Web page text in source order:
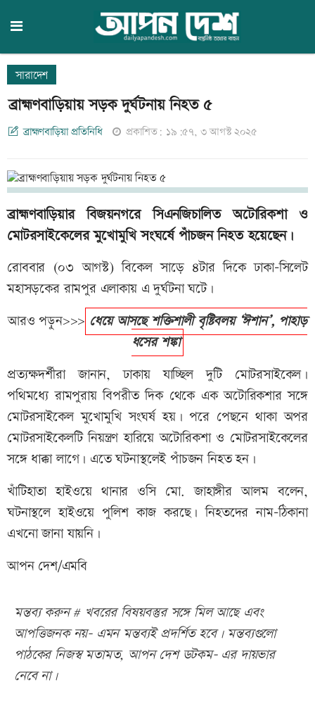
সারাদেশ
ব্রাহ্মণবাড়িয়ায় সড়ক দুর্ঘটনায় নিহত ৫
ব্রাহ্মণবাড়িয়া প্রতিনিধি প্রকাশিত: ১৯:৫৭, ৩ আগস্ট ২০২৫
ব্রাহ্মণবাড়িয়ার বিজয়নগরে সিএনজিচালিত অটোরিকশা ও
মোটরসাইকেলের মুখোমুখি সংঘর্ষে পাঁচজন নিহত হয়েছেন।
রোববার (০৩ আগস্ট) বিকেল সাড়ে ৪টার দিকে ঢাকা-সিলেট
মহাসড়কের রামপুর এলাকায় এ দুর্ঘটনা ঘটে।
আরও পড়ুন>>> ধেয়ে আসছে শক্তিশালী বৃষ্টিবলয় ‘ঈশান’, পাহাড়
ধসের শঙ্কা
প্রত্যক্ষদর্শীরা জানান, ঢাকায় যাচ্ছিল দুটি মোটরসাইকেল।
পথিমধ্যে রামপুরায় বিপরীত দিক থেকে এক অটোরিকশার সঙ্গে
মোটরসাইকেল মুখোমুখি সংঘর্ষ হয়। পরে পেছনে থাকা অপর
মোটরসাইকেলটি নিয়ন্ত্রণ হারিয়ে অটোরিকশা ও মোটরসাইকেলের
সঙ্গে ধাক্কা লাগে। এতে ঘটনাস্থলেই পাঁচজন নিহত হন।
খাঁটিহাতা হাইওয়ে থানার ওসি মো. জাহাঙ্গীর আলম বলেন,
ঘটনাস্থলে হাইওয়ে পুলিশ কাজ করছে। নিহতদের নাম-ঠিকানা
এখনো জানা যায়নি।
আপন দেশ/এমবি
মন্তব্য করুন # খবরের বিষয়বস্তুর সঙ্গে মিল আছে এবং
আপত্তিজনক নয়- এমন মন্তব্যই প্রদর্শিত হবে। মন্তব্যগুলো
পাঠকের নিজস্ব মতামত, আপন দেশ ডটকম- এর দায়ভার
নেবে না।